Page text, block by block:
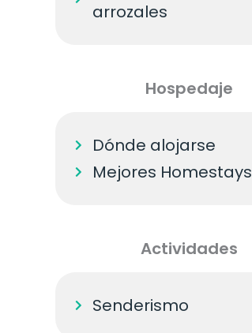
arrozales
Hospedaje
Dónde alojarse
Mejores Homestays
Actividades
Senderismo